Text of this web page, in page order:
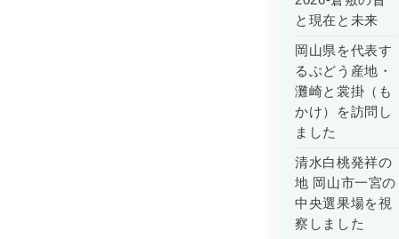
と現在と未来
岡山県を代表す
るぶどう産地・
灘崎と裳掛（も
かけ）を訪問し
ました
清水白桃発祥の
地 岡山市一宮の
中央選果場を視
察しました